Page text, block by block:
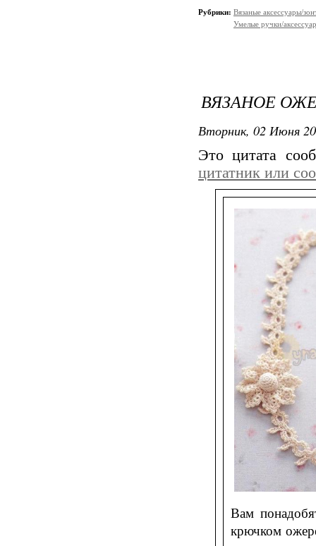
Рубрики: Вязаные аксессуары/
Умелые ручки/
ВЯЗАНОЕ
Вторник, 02 Июня
Это цитата
цитатник или
Вам
крючком